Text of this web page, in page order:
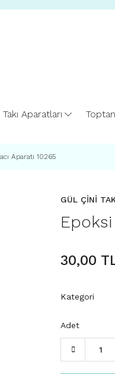
Takı Aparatları
Aparatı 10265
GÜL ÇİNİ
30,00
Kategori
Adet